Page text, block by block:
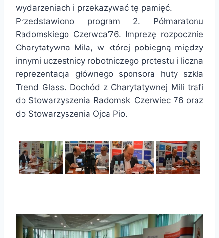
wydarzeniach i przekazywać tę pamięć.
Przedstawiono program 2. Półmaratonu
Radomskiego Czerwca’76. Imprezę rozpocznie
Charytatywna Mila, w której pobiegną między
innymi uczestnicy robotniczego protestu i liczna
reprezentacja głównego sponsora huty szkła
Trend Glass. Dochód z Charytatywnej Mili trafi
do Stowarzyszenia Radomski Czerwiec 76 oraz
do Stowarzyszenia Ojca Pio.